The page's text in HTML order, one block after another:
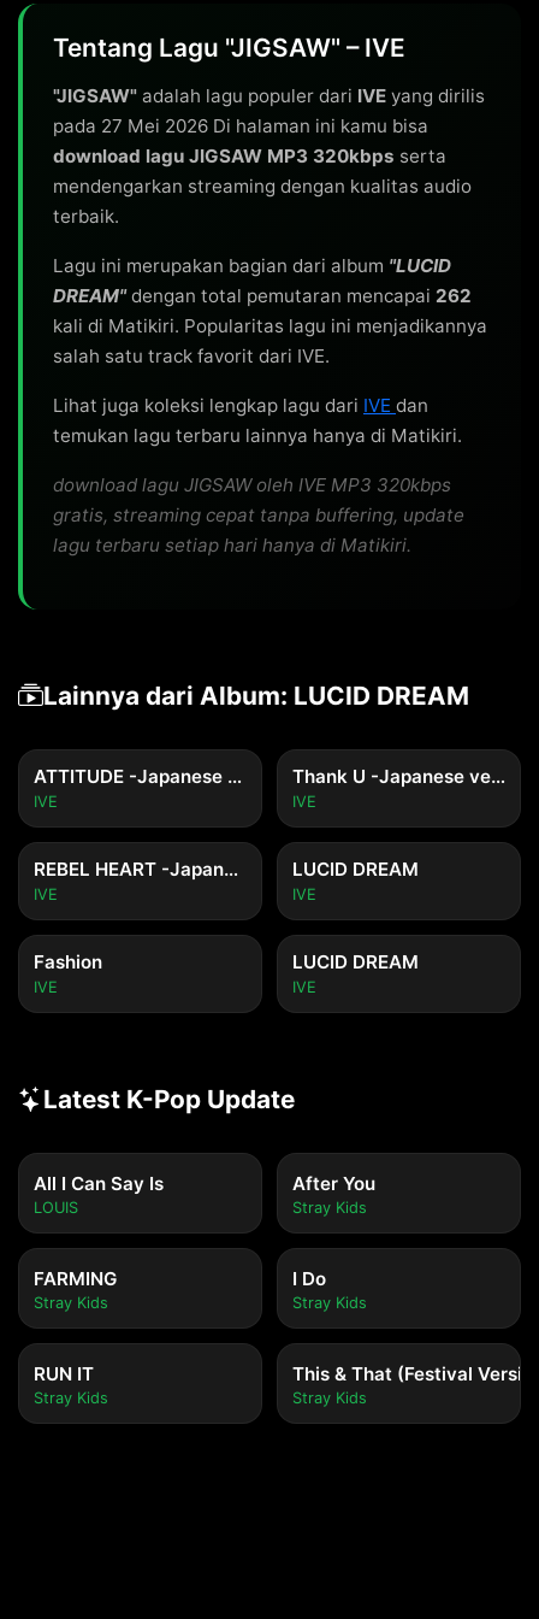
Tentang Lagu "JIGSAW" – IVE
"JIGSAW" adalah lagu populer dari IVE yang dirilis
pada 27 Mei 2026 Di halaman ini kamu bisa
download lagu JIGSAW MP3 320kbps serta
mendengarkan streaming dengan kualitas audio
terbaik.
Lagu ini merupakan bagian dari album "LUCID
DREAM"dengan total pemutaran mencapai 262
kali di Matikiri. Popularitas lagu ini menjadikannya
salah satu track favorit dari IVE.
Lihat juga koleksi lengkap lagu dari IVE dan
temukan lagu terbaru lainnya hanya di Matikiri.
download lagu JIGSAW oleh IVE MP3 320kbps
gratis, streaming cepat tanpa buffering, update
lagu terbaru setiap hari hanya di Matikiri.
Lainnya dari Album: LUCID DREAM
ATTITUDE -Japanese version-
IVE
Thank U -Japanese version-
IVE
REBEL HEART -Japanese version-
IVE
LUCID DREAM
IVE
Fashion
IVE
LUCID DREAM
IVE
Latest K-Pop Update
All I Can Say Is
LOUIS
After You
Stray Kids
FARMING
Stray Kids
I Do
Stray Kids
RUN IT
Stray Kids
This & That (Festival
Stray Kids